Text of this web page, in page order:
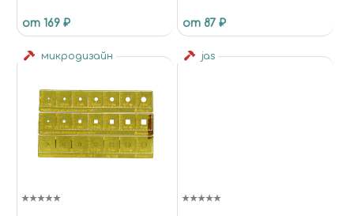
PENCIL WHITE
от 169 ₽ от 87 ₽
микродизайн jas